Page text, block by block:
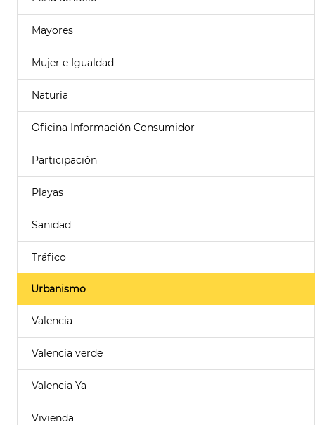
Mayores
Mujer e Igualdad
Naturia
Oficina Información Consumidor
Participación
Playas
Sanidad
Tráfico
Urbanismo
Valencia
Valencia verde
Valencia Ya
Vivienda